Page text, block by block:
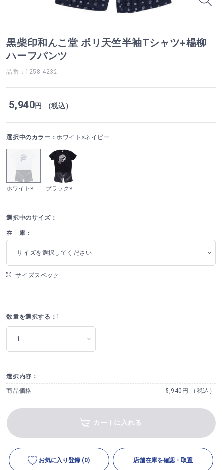
黒柴印和んこ堂 ポリ天竺半袖Tシャツ+楊柳
ハーフパンツ
品番：1258-4232
5,940円 （税込）
選択中のカラー： ホワイト×ネイビー
ホワイト×ネイビー ブラック×ブラック
選択中のサイズ：
在 庫：
サイズを選択してください
サイズスペック
数量を選択する： 1
選択内容：
商品価格 5,940円 （税込）
カートに入れる
お気に入り登録 (0) 店舗在庫を確認・取置